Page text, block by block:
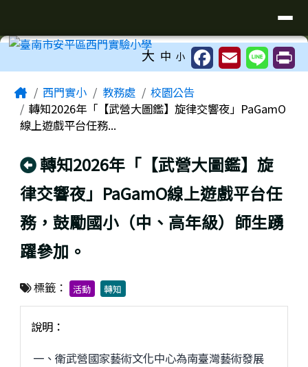
工具列 大 中 小
Home西門實小 教務處
校園公告
轉知2026年「【武營大圖鑑】旋律交響夜」PaGamO
線上遊戲平台任務...
回上頁
轉知2026年「【武營大圖鑑】旋
律交響夜」PaGamO線上遊戲平台任
務，鼓勵國小（中、高年級）師生踴
躍參加。
標籤： 活動 轉知
說明：
一、衛武營國家藝術文化中心為南臺灣藝術發展